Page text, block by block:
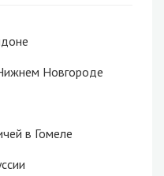
Новгороде
в Гомеле